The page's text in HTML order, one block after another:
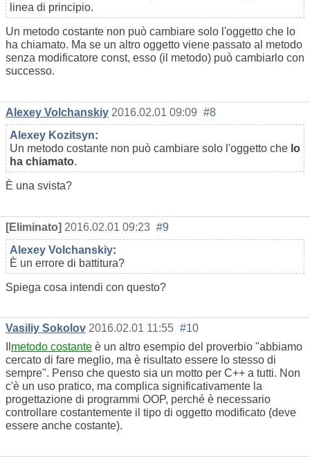
linea di principio.
Un metodo costante non può cambiare solo l'oggetto che lo
ha chiamato. Ma se un altro oggetto viene passato al metodo
senza modificatore const, esso (il metodo) può cambiarlo con
successo.
Alexey Volchanskiy 2016.02.01 09:09 #8
Alexey Kozitsyn:
Un metodo costante non può cambiare solo l'oggetto che lo
ha chiamato.
È una svista?
[Eliminato] 2016.02.01 09:23 #9
Alexey Volchanskiy:
È un errore di battitura?
Spiega cosa intendi con questo?
Vasiliy Sokolov 2016.02.01 11:55 #10
metodo costante è un altro esempio del proverbio "abbiamo
cercato di fare meglio, ma è risultato essere lo stesso di
sempre". Penso che questo sia un motto per C++ a tutti. Non
c'è un uso pratico, ma complica significativamente la
progettazione di programmi OOP, perché è necessario
controllare costantemente il tipo di oggetto modificato (deve
essere anche costante).